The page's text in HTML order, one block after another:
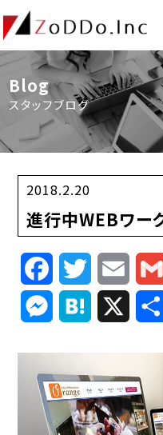
Blog
スタッフブログ
2018.2.20
進行中WEBワ
FacebookTwitterEmail
Messenger
Hatena